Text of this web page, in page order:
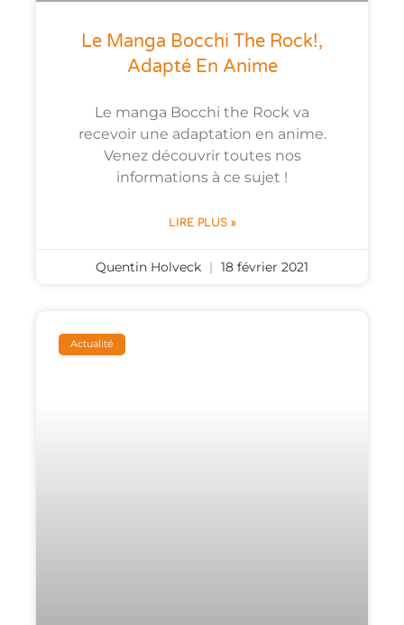
Le Manga Bocchi The Rock!,
Adapté En Anime
Le manga Bocchi the Rock va
recevoir une adaptation en anime.
Venez découvrir toutes nos
informations à ce sujet !
LIRE PLUS »
Quentin Holveck 18 février 2021
Actualité